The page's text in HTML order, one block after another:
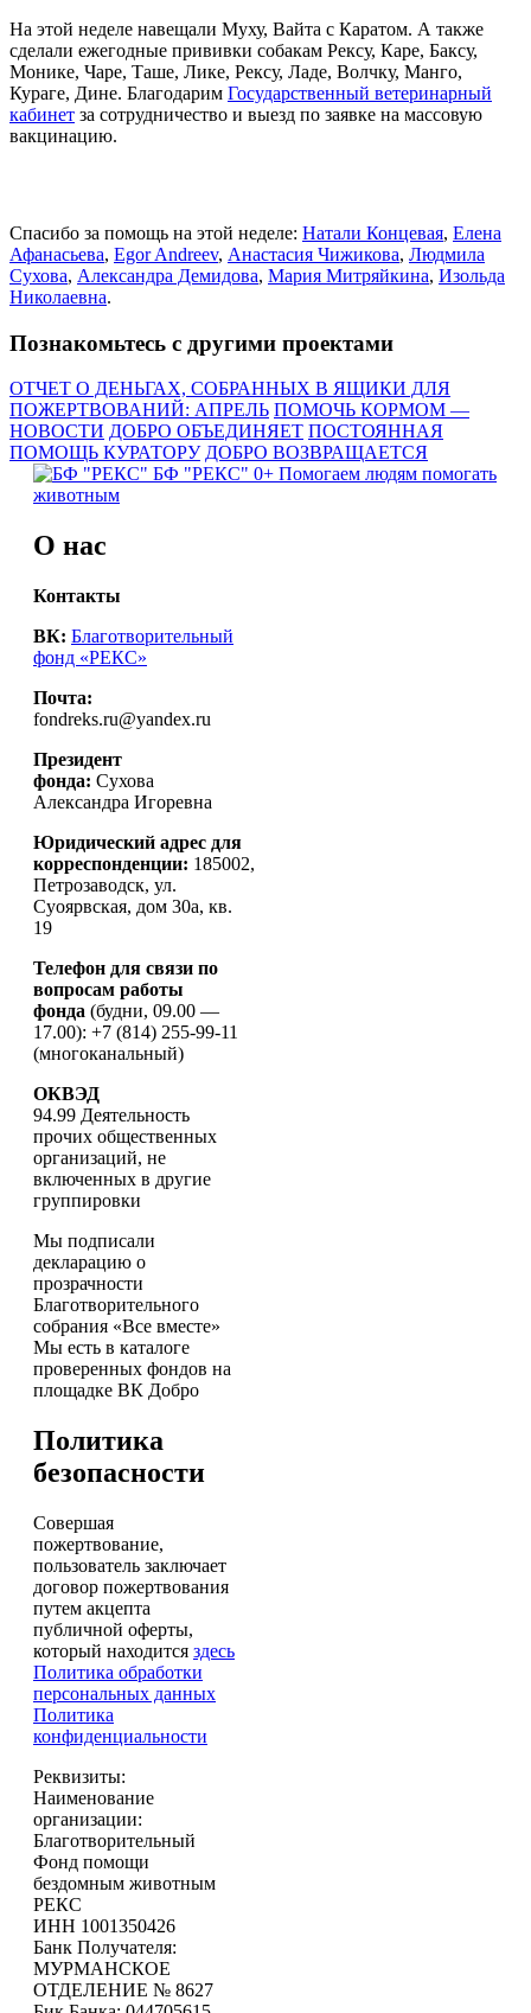
На этой неделе навещали Муху, Вайта с Каратом. А также
сделали ежегодные прививки собакам Рексу, Каре, Баксу,
Монике, Чаре, Таше, Лике, Рексу, Ладе, Волчку, Манго,
Кураге, Дине. Благодарим Государственный ветеринарный
кабинет за сотрудничество и выезд по заявке на массовую
вакцинацию.
Спасибо за помощь на этой неделе: Натали Концевая, Елена
Афанасьева, Egor Andreev, Анастасия Чижикова, Людмила
Сухова, Александра Демидова, Мария Митряйкина, Изольда
Николаевна.
Познакомьтесь с другими проектами
ОТЧЕТ О ДЕНЬГАХ, СОБРАННЫХ В ЯЩИКИ ДЛЯ
ПОЖЕРТВОВАНИЙ: АПРЕЛЬ ПОМОЧЬ КОРМОМ —
НОВОСТИ ДОБРО ОБЪЕДИНЯЕТ ПОСТОЯННАЯ
ПОМОЩЬ КУРАТОРУ ДОБРО ВОЗВРАЩАЕТСЯ
БФ "РЕКС" 0+ Помогаем людям помогать
животным
О нас
Контакты
ВК: Благотворительный
фонд «РЕКС»
Почта:
fondreks.ru@yandex.ru
Президент
фонда: Сухова
Александра Игоревна
Юридический адрес для
корреспонденции: 185002,
Петрозаводск, ул.
Суоярвская, дом 30а, кв.
19
Телефон для связи по
вопросам работы
фонда (будни, 09.00 —
17.00): +7 (814) 255-99-11
(многоканальный)
ОКВЭД
94.99 Деятельность
прочих общественных
организаций, не
включенных в другие
группировки
Мы подписали
декларацию о
прозрачности
Благотворительного
собрания «Все вместе»
Мы есть в каталоге
проверенных фондов на
площадке ВК Добро
Политика
безопасности
Совершая
пожертвование,
пользователь заключает
договор пожертвования
путем акцепта
публичной оферты,
который находится здесь
Политика обработки
персональных данных
Политика
конфиденциальности
Реквизиты:
Наименование
организации:
Благотворительный
Фонд помощи
бездомным животным
РЕКС
ИНН 1001350426
Банк Получателя:
МУРМАНСКОЕ
ОТДЕЛЕНИЕ № 8627